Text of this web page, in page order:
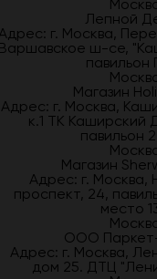
Лепной
г. Москва,
ш-се,
павильон
Магазин
Адрес: г. Москва,
к.1 ТК Каширский
павильон
Магазин
Адрес: г. Москва,
проспект, 24,
место
ООО
Адрес: г. Москва,
дом 25. ДТЦ